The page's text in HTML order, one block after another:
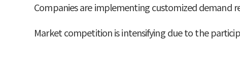
Companies are implementing customized demand
Market competition is intensifying due to the